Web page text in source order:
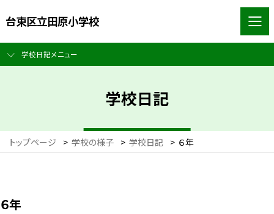
台東区立田原小学校
学校日記メニュー
学校日記
トップページ > 学校の様子 > 学校日記 > ６年
６年